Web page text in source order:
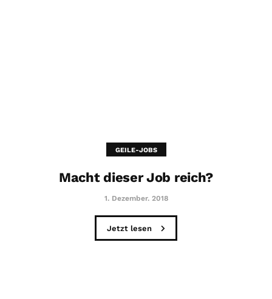
GEILE-JOBS
Macht dieser Job reich?
1. Dezember. 2018
Jetzt lesen